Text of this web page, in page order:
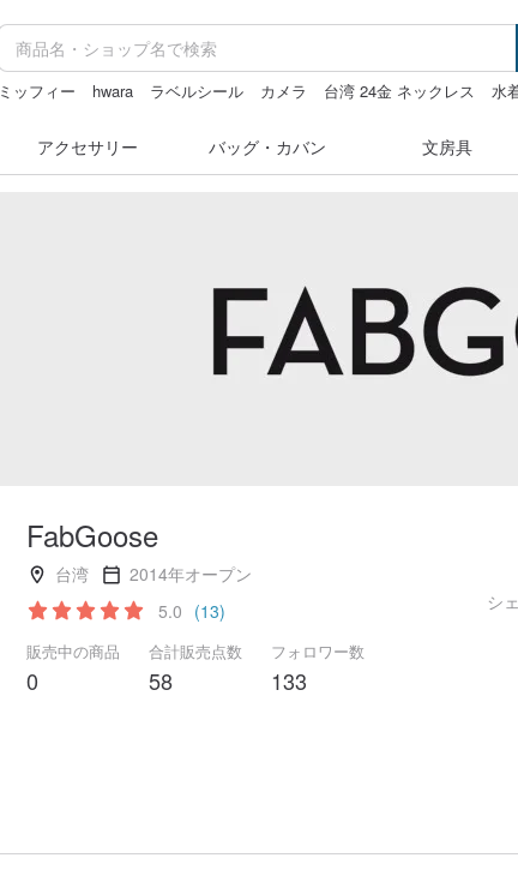
ミッフィー hwara ラベルシール カメラ 台湾 24金 ネックレス 水
アクセサリー バッグ・カバン 文房具
FabGoose
台湾
2014年オープン
5.0 (13)
販売中の商品
0
合計販売点数
58
フォロワー数
133
シ